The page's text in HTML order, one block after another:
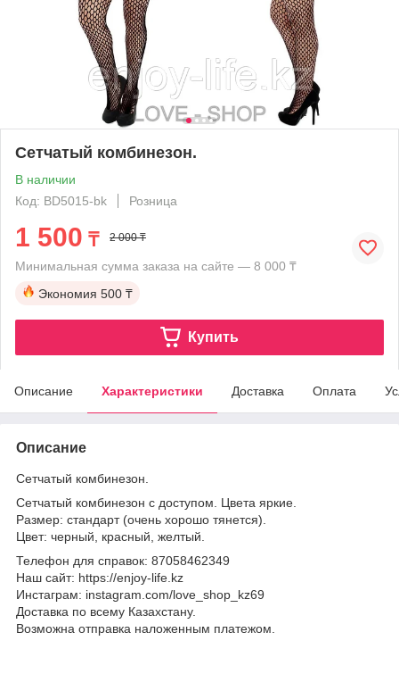
Сетчатый комбинезон.
В наличии
Код: BD5015-bk
Розница
1 500 ₸ 2 000 ₸
Минимальная сумма заказа на сайте — 8 000 ₸
Экономия 500 ₸
Купить
Описание Характеристики Доставка Оплата
Описание
Сетчатый комбинезон.
Сетчатый комбинезон с доступом. Цвета яркие.
Размер: стандарт (очень хорошо тянется).
Цвет: черный, красный, желтый.
Телефон для справок: 87058462349
Наш сайт: https://enjoy-life.kz
Инстаграм: instagram.com/love_shop_kz69
Доставка по всему Казахстану.
Возможна отправка наложенным платежом.